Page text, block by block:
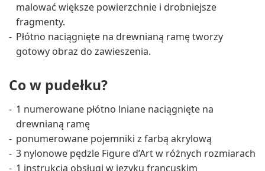
malować większe powierzchnie i drobniejsze
fragmenty.
Płótno naciągnięte na drewnianą ramę tworzy
gotowy obraz do zawieszenia.
Co w pudełku?
1 numerowane płótno lniane naciągnięte na
drewnianą ramę
ponumerowane pojemniki z farbą akrylową
3 nylonowe pędzle Figure d’Art w różnych rozmiarach
1 instrukcja obsługi w języku francuskim